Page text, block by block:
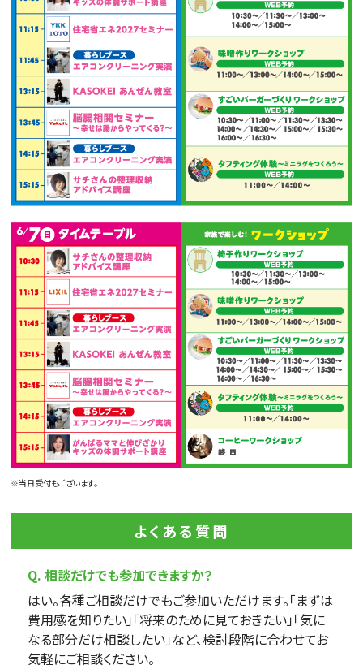
※当日受付もございます。
よくある質問
相談だけでも参加できますか？
はい。各種ご相談だけでもご参加いただけます。「まずは
費用感を知りたい」「将来のために見ておきたい」「気に
なる部分だけ相談したい」など、検討段階に合わせてお
気軽にご相談ください。